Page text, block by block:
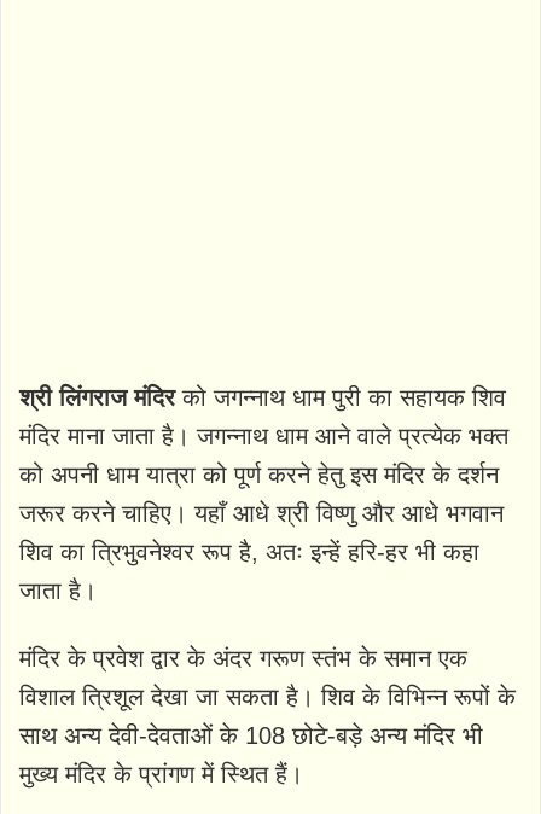
श्री लिंगराज मंदिरको जगन्नाथ धाम पुरी का सहायक शिव
मंदिर माना जाता है। जगन्नाथ धाम आने वाले प्रत्येक भक्त
को अपनी धाम यात्रा को पूर्ण करने हेतु इस मंदिर के दर्शन
जरूर करने चाहिए। यहाँ आधे श्री विष्णु और आधे भगवान
शिव का त्रिभुवनेश्वर रूप है, अतः इन्हें हरि-हर भी कहा
जाता है।
मंदिर के प्रवेश द्वार के अंदर गरूण स्तंभ के समान एक
विशाल त्रिशूल देखा जा सकता है। शिव के विभिन्न रूपों के
साथ अन्य देवी-देवताओं के 108 छोटे-बड़े अन्य मंदिर भी
मुख्य मंदिर के प्रांगण में स्थित हैं।